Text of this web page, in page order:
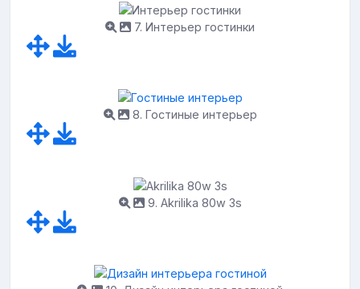
7. Интерьер гостинки
8. Гостиные интерьер
9. Akrilika 80w 3s